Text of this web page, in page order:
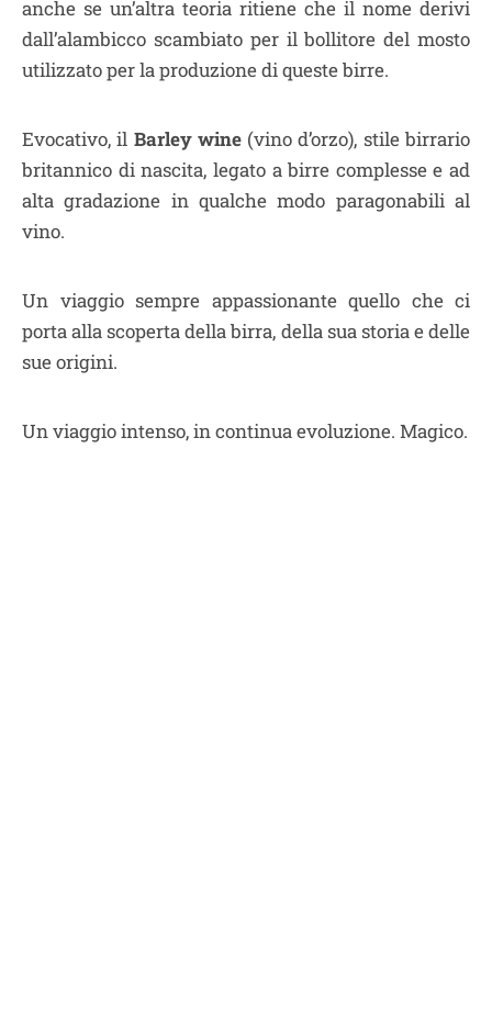
anche se un’altra teoria ritiene che il nome derivi
dall’alambicco scambiato per il bollitore del mosto
utilizzato per la produzione di queste birre.
Evocativo, il Barley wine(vino d’orzo), stile birrario
britannico di nascita, legato a birre complesse e ad
alta gradazione in qualche modo paragonabili al
vino.
Un viaggio sempre appassionante quello che ci
porta alla scoperta della birra, della sua storia e delle
sue origini.
Un viaggio intenso, in continua evoluzione. Magico.